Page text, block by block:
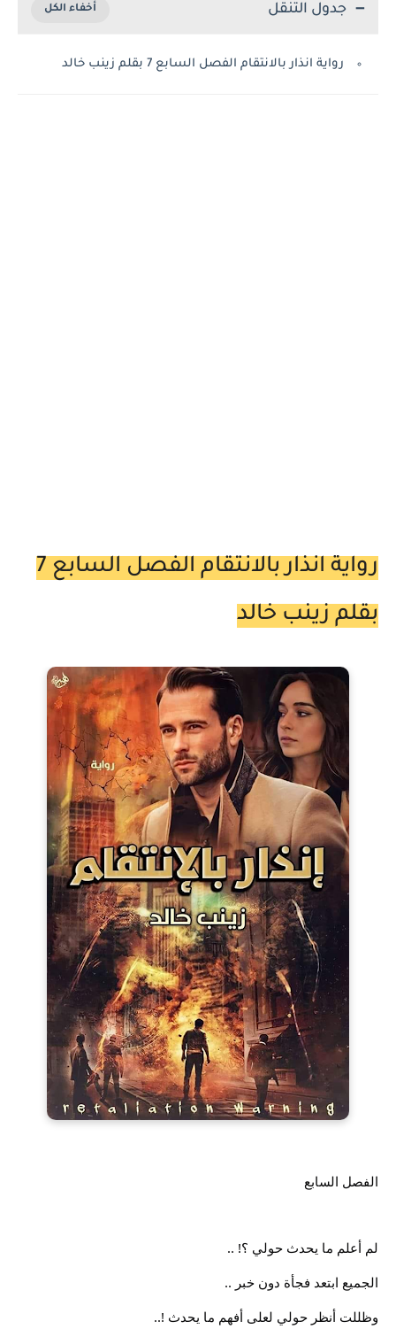
جدول التنقل
رواية انذار بالانتقام الفصل السابع 7 بقلم زينب خالد
رواية انذار بالانتقام الفصل السابع 7
بقلم زينب خالد
الفصل السابع
لم أعلم ما يحدث حولي ؟! ..
الجميع ابتعد فجأة دون خبر ..
وظللت أنظر حولي لعلى أفهم ما يحدث !..